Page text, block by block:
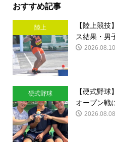
おすすめ記事
陸上
【陸上競
ス結果・男
2026.08.10
硬式野球
【硬式野
オープン戦
2026.08.08